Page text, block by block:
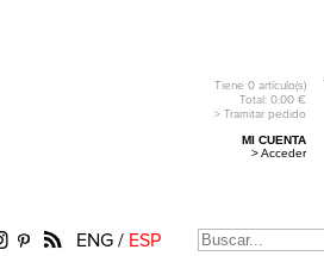
Tiene 0 artículo(s)
Total: 0.00 €
> Tramitar pedido
MI CUENTA
> Acceder
ENG / ESP